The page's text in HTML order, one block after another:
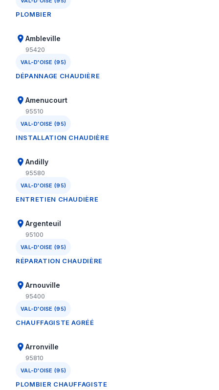
PLOMBIER
Ambleville
95420
VAL-D'OISE (95)
DÉPANNAGE CHAUDIÈRE
Amenucourt
95510
VAL-D'OISE (95)
INSTALLATION CHAUDIÈRE
Andilly
95580
VAL-D'OISE (95)
ENTRETIEN CHAUDIÈRE
Argenteuil
95100
VAL-D'OISE (95)
RÉPARATION CHAUDIÈRE
Arnouville
95400
VAL-D'OISE (95)
CHAUFFAGISTE AGRÉÉ
Arronville
95810
VAL-D'OISE (95)
PLOMBIER CHAUFFAGISTE